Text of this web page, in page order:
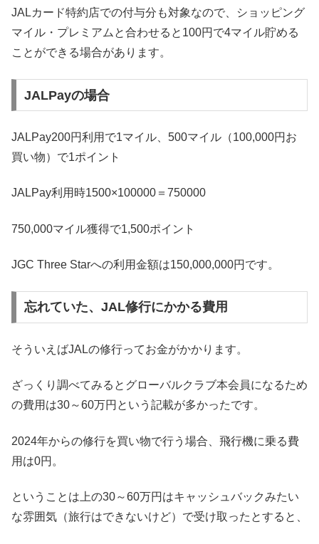
JALカード特約店での付与分も対象なので、ショッピング
マイル・プレミアムと合わせると100円で4マイル貯める
ことができる場合があります。
JALPayの場合
JALPay200円利用で1マイル、500マイル（100,000円お
買い物）で1ポイント
JALPay利用時1500×100000＝750000
750,000マイル獲得で1,500ポイント
JGC Three Starへの利用金額は150,000,000円です。
忘れていた、JAL修行にかかる費用
そういえばJALの修行ってお金がかかります。
ざっくり調べてみるとグローバルクラブ本会員になるため
の費用は30～60万円という記載が多かったです。
2024年からの修行を買い物で行う場合、飛行機に乗る費
用は0円。
ということは上の30～60万円はキャッシュバックみたい
な雰囲気（旅行はできないけど）で受け取ったとすると、